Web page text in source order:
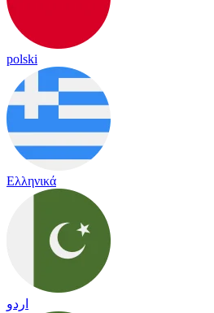
polski
Ελληνικά
اردو